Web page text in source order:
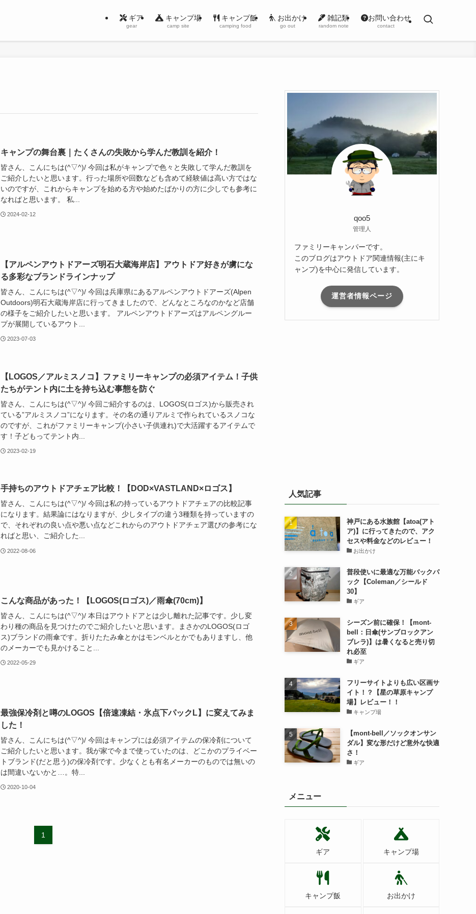
ギア
gear
キャンプ場
camp site
キャンプ飯
camping food
お出かけ
go out
雑記類
random note
お問い合わせ
contact
キャンプの舞台裏｜たくさんの失敗から学んだ教訓を紹介！
皆さん、こんにちは(^▽^)/ 今回は私がキャンプで色々と失敗して学んだ教訓を
ご紹介したいと思います。行った場所や回数なども含めて経験値は高い方ではな
いのですが、これからキャンプを始める方や始めたばかりの方に少しでも参考に
なればと思います。 私...
2024-02-12
【アルペンアウトドアーズ明石大蔵海岸店】アウトドア好きが虜にな
る多彩なブランドラインナップ
皆さん、こんにちは(^▽^)/ 今回は兵庫県にあるアルペンアウトドアーズ(Alpen
Outdoors)明石大蔵海岸店に行ってきましたので、どんなところなのかなど店舗
の様子をご紹介したいと思います。 アルペンアウトドアーズはアルペングルー
プが展開しているアウト...
2023-07-03
【LOGOS／アルミスノコ】ファミリーキャンプの必須アイテム！子供
たちがテント内に土を持ち込む事態を防ぐ
皆さん、こんにちは(^▽^)/ 今回ご紹介するのは、LOGOS(ロゴス)から販売され
ている”アルミスノコ”になります。その名の通りアルミで作られているスノコな
のですが、これがファミリーキャンプ(小さい子供連れ)で大活躍するアイテムで
す！子どもってテント内...
2023-02-19
手持ちのアウトドアチェア比較！【DOD×VASTLAND×ロゴス】
皆さん、こんにちは(^▽^)/ 今回は私の持っているアウトドアチェアの比較記事
になります。結果論にはなりますが、少しタイプの違う3種類を持っていますの
で、それぞれの良い点や悪い点などこれからのアウトドアチェア選びの参考にな
ればと思い、ご紹介した...
2022-08-06
こんな商品があった！【LOGOS(ロゴス)／雨傘(70cm)】
皆さん、こんにちは(^▽^)/ 本日はアウトドアとは少し離れた記事です。少し変
わり種の商品を見つけたのでご紹介したいと思います。まさかのLOGOS(ロゴ
ス)ブランドの雨傘です。折りたたみ傘とかはモンベルとかでもありますし、他
のメーカーでも見かけること...
2022-05-29
最強保冷剤と噂のLOGOS【倍速凍結・氷点下パックL】に変えてみま
した！
皆さん、こんにちは(^▽^)/ 今回はキャンプには必須アイテムの保冷剤について
ご紹介したいと思います。我が家で今まで使っていたのは、どこかのプライベー
トブランド(だと思う)の保冷剤です。少なくとも有名メーカーのものでは無いの
は間違いないかと…。特...
2020-10-04
1
qoo5
管理人
ファミリーキャンパーです。
このブログはアウトドア関連情報(主にキ
ャンプ)を中心に発信しています。
運営者情報ページ
人気記事
神戸にある水族館【atoa(アト
ア)】に行ってきたので、アク
セスや料金などのレビュー！
お出かけ
普段使いに最適な万能バックパ
ック【Coleman／シールド
30】
ギア
シーズン前に確保！【mont-
bell：日傘(サンブロックアン
ブレラ)】は暑くなると売り切
れ必至
ギア
フリーサイトよりも広い区画サ
イト！？【星の草原キャンプ
場】レビュー！！
キャンプ場
【mont-bell／ソックオンサン
ダル】変な形だけど意外な快適
さ！
ギア
メニュー
ギア キャンプ場
キャンプ飯 お出かけ